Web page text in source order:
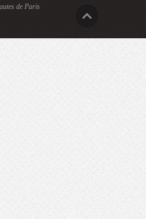
de Paris